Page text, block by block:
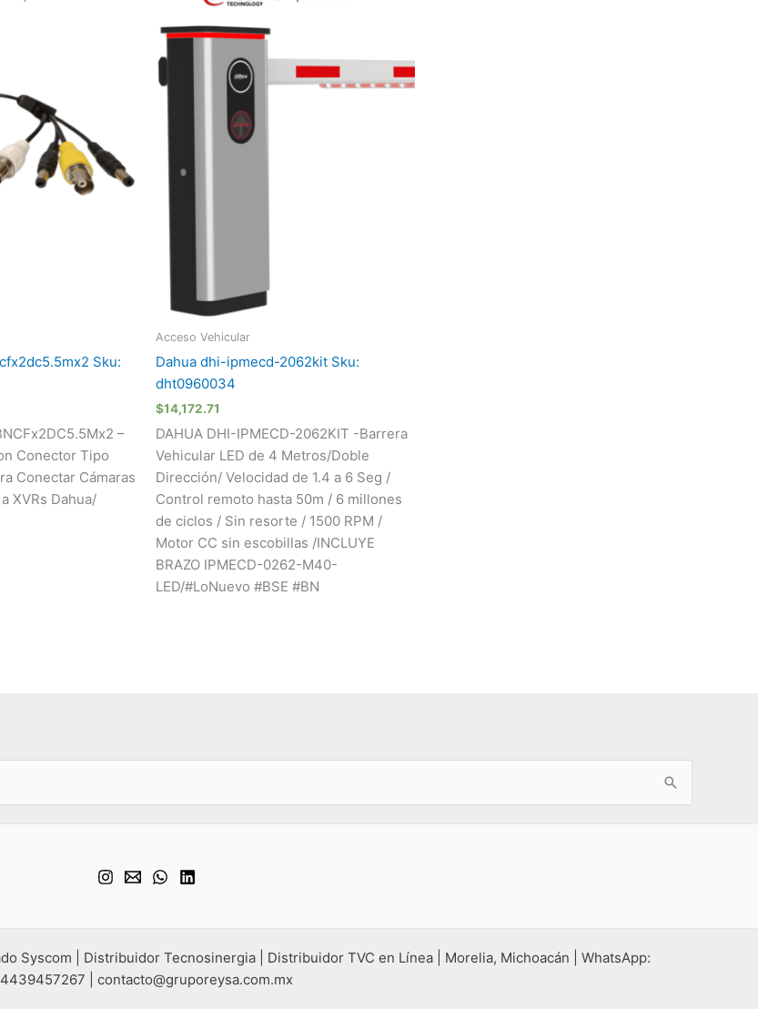
Sku:
–
Conector Tipo
Conectar Cámaras
XVRs Dahua/
Acceso Vehicular
Dahua dhi-ipmecd-2062kit Sku:
dht0960034
$14,172.71
DAHUA DHI-IPMECD-2062KIT -Barrera
Vehicular LED de 4 Metros/Doble
Dirección/ Velocidad de 1.4 a 6 Seg /
Control remoto hasta 50m / 6 millones
de ciclos / Sin resorte / 1500 RPM /
Motor CC sin escobillas /INCLUYE
BRAZO IPMECD-0262-M40-
LED/#LoNuevo #BSE #BN
Syscom | Distribuidor Tecnosinergia | Distribuidor TVC en Línea | Morelia, Michoacán | WhatsApp:
4439457267 | contacto@gruporeysa.com.mx